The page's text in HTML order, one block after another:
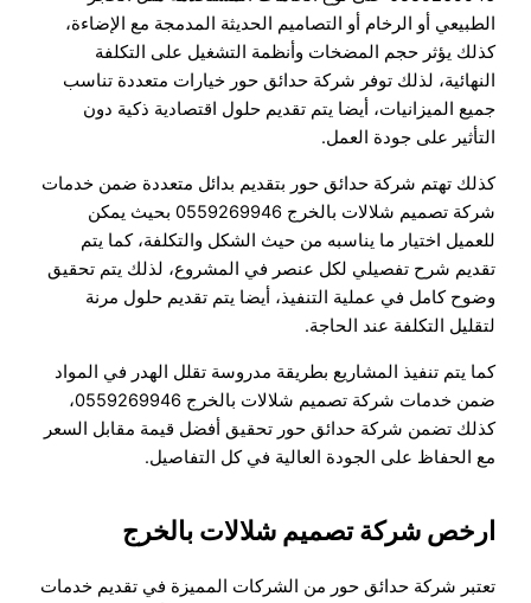
الطبيعي أو الرخام أو التصاميم الحديثة المدمجة مع الإضاءة،
كذلك يؤثر حجم المضخات وأنظمة التشغيل على التكلفة
النهائية، لذلك توفر شركة حدائق حور خيارات متعددة تناسب
جميع الميزانيات، أيضا يتم تقديم حلول اقتصادية ذكية دون
التأثير على جودة العمل.
كذلك تهتم شركة حدائق حور بتقديم بدائل متعددة ضمن خدمات
شركة تصميم شلالات بالخرج 0559269946 بحيث يمكن
للعميل اختيار ما يناسبه من حيث الشكل والتكلفة، كما يتم
تقديم شرح تفصيلي لكل عنصر في المشروع، لذلك يتم تحقيق
وضوح كامل في عملية التنفيذ، أيضا يتم تقديم حلول مرنة
لتقليل التكلفة عند الحاجة.
كما يتم تنفيذ المشاريع بطريقة مدروسة تقلل الهدر في المواد
ضمن خدمات شركة تصميم شلالات بالخرج 0559269946،
كذلك تضمن شركة حدائق حور تحقيق أفضل قيمة مقابل السعر
مع الحفاظ على الجودة العالية في كل التفاصيل.
ارخص شركة تصميم شلالات بالخرج
تعتبر شركة حدائق حور من الشركات المميزة في تقديم خدمات